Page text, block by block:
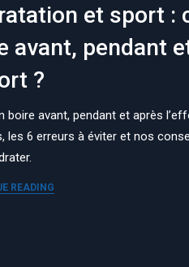
et sport :
avant, pendant
?
boire avant, pendant et après
les 6 erreurs à éviter et nos
READING